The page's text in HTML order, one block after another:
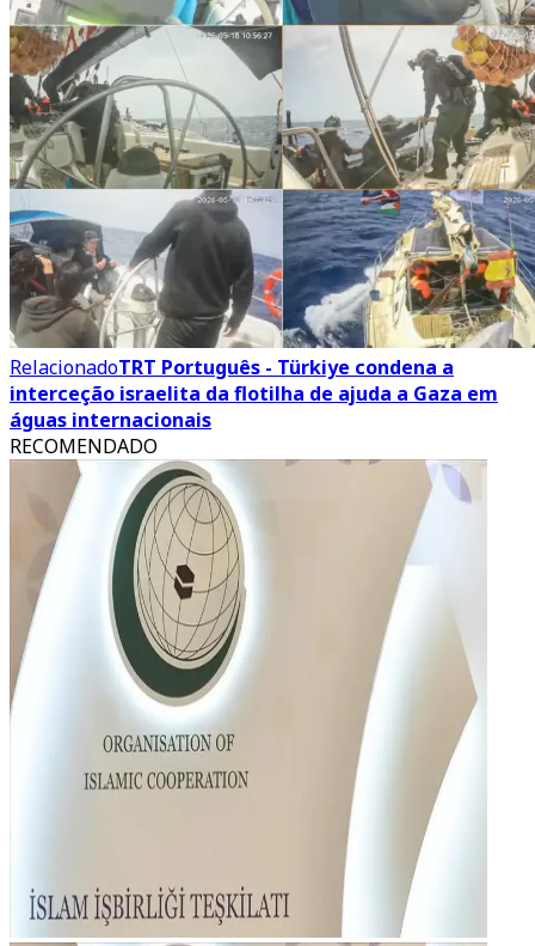
RelacionadoTRT Português - Türkiye condena a
interceção israelita da flotilha de ajuda a Gaza em
águas internacionais
RECOMENDADO